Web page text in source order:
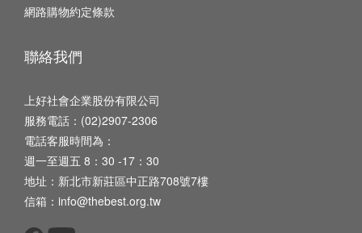
網路購物約定條款
聯絡我們
上好社會企業股份有限公司
服務電話：(02)2907-2306
電話客服時間為：
週一至週五 8：30 -17：30
地址：新北市新莊區中正路708號7樓
信箱：info@thebest.org.tw